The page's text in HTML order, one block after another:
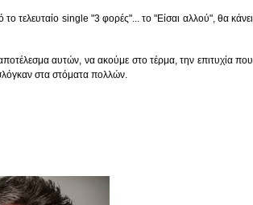
τελευταίο single "3 φορές"... το "Είσαι αλλού", θα κάνει
αυτών, να ακούμε στο τέρμα, την επιτυχία που
στα στόματα πολλών.